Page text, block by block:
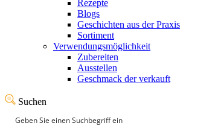
Rezepte
Blogs
Geschichten aus der Praxis
Sortiment
Verwendungsmöglichkeit
Zubereiten
Ausstellen
Geschmack der verkauft
Suchen